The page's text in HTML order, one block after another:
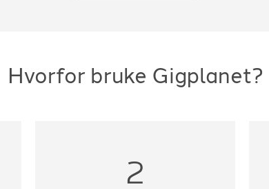
Hvorfor bruke Gigplanet?
2